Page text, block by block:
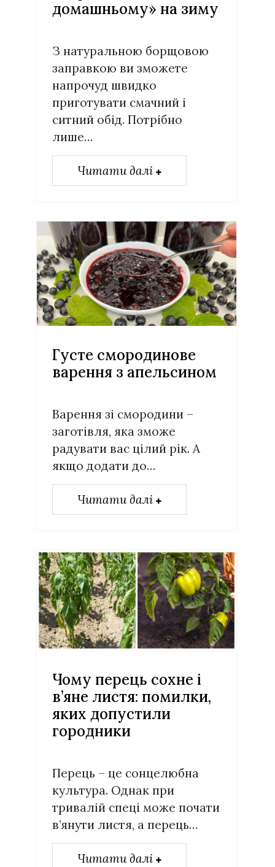
домашньому» на зиму
З натуральною борщовою
заправкою ви зможете
напрочуд швидко
приготувати смачний і
ситний обід. Потрібно
лише…
Читати далі
Густе смородинове
варення з апельсином
Варення зі смородини –
заготівля, яка зможе
радувати вас цілий рік. А
якщо додати до…
Читати далі
Чому перець сохне і
в’яне листя: помилки,
яких допустили
городники
Перець – це сонцелюбна
культура. Однак при
тривалій спеці може почати
в’янути листя, а перець…
Читати далі